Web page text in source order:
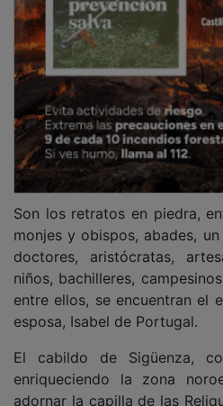
monjes y obispos, abades,
doctores, aristócratas,
niños, bachilleres,
entre ellos, se encuentran el
esposa, Isabel de Portugal.
enriqueciendo la zona
adornar la capilla de las